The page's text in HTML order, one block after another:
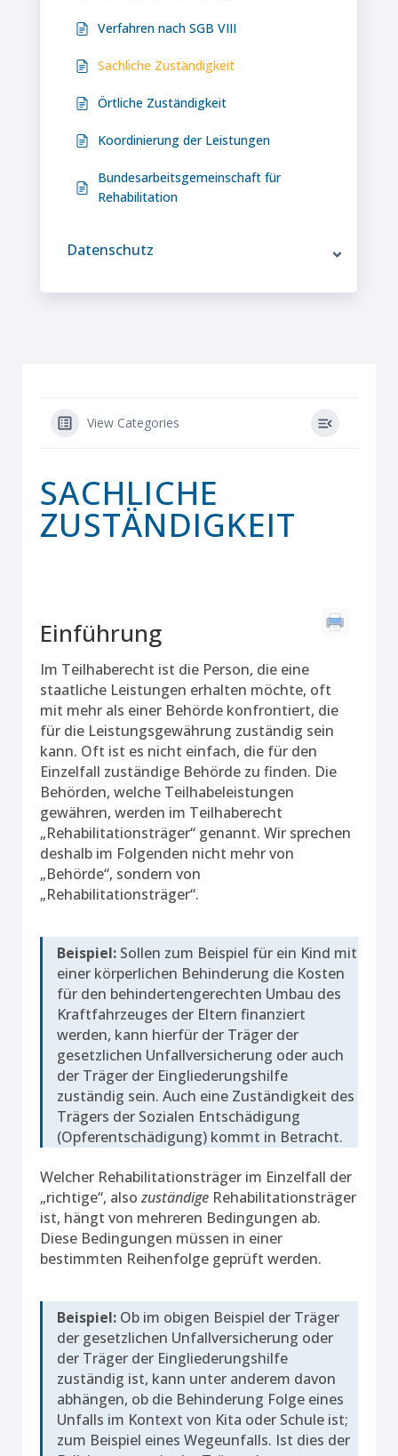
Verfahren nach SGB VIII
Sachliche Zuständigkeit
Örtliche Zuständigkeit
Koordinierung der Leistungen
Bundesarbeitsgemeinschaft für
Rehabilitation
Datenschutz
View Categories
SACHLICHE
ZUSTÄNDIGKEIT
Einführung
Im Teilhaberecht ist die Person, die eine
staatliche Leistungen erhalten möchte, oft
mit mehr als einer Behörde konfrontiert, die
für die Leistungsgewährung zuständig sein
kann. Oft ist es nicht einfach, die für den
Einzelfall zuständige Behörde zu finden. Die
Behörden, welche Teilhabeleistungen
gewähren, werden im Teilhaberecht
„Rehabilitationsträger“ genannt. Wir sprechen
deshalb im Folgenden nicht mehr von
„Behörde“, sondern von
„Rehabilitationsträger“.
Beispiel: Sollen zum Beispiel für ein Kind mit
einer körperlichen Behinderung die Kosten
für den behindertengerechten Umbau des
Kraftfahrzeuges der Eltern finanziert
werden, kann hierfür der Träger der
gesetzlichen Unfallversicherung oder auch
der Träger der Eingliederungshilfe
zuständig sein. Auch eine Zuständigkeit des
Trägers der Sozialen Entschädigung
(Opferentschädigung) kommt in Betracht.
Welcher Rehabilitationsträger im Einzelfall der
„richtige“, alsozuständige Rehabilitationsträger
ist, hängt von mehreren Bedingungen ab.
Diese Bedingungen müssen in einer
bestimmten Reihenfolge geprüft werden.
Beispiel: Ob im obigen Beispiel der Träger
der gesetzlichen Unfallversicherung oder
der Träger der Eingliederungshilfe
zuständig ist, kann unter anderem davon
abhängen, ob die Behinderung Folge eines
Unfalls im Kontext von Kita oder Schule ist;
zum Beispiel eines Wegeunfalls. Ist dies der